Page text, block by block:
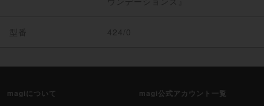
型番 424/0
magiについて magi公式アカウント一覧